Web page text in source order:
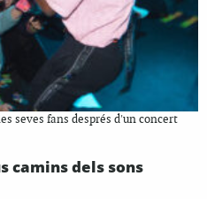
seves fans després d'un concert
camins dels sons